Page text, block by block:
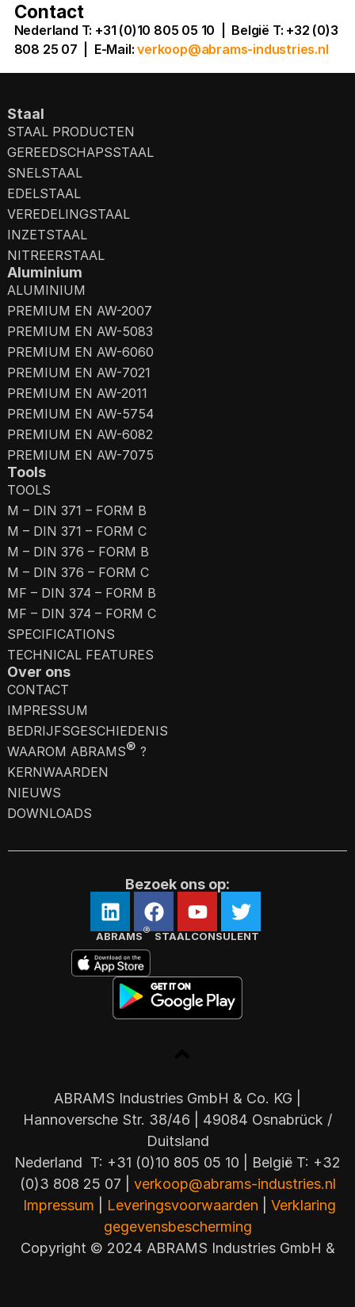
Contact
Nederland T: +31 (0)10 805 05 10 | België T: +32 (0)3
808 25 07
E-Mail:verkoop@abrams-industries.nl
Staal
STAAL PRODUCTEN
GEREEDSCHAPSSTAAL
SNELSTAAL
EDELSTAAL
VEREDELINGSTAAL
INZETSTAAL
NITREERSTAAL
Aluminium
ALUMINIUM
PREMIUM EN AW-2007
PREMIUM EN AW-5083
PREMIUM EN AW-6060
PREMIUM EN AW-7021
PREMIUM EN AW-2011
PREMIUM EN AW-5754
PREMIUM EN AW-6082
PREMIUM EN AW-7075
Tools
TOOLS
M – DIN 371 – FORM B
M – DIN 371 – FORM C
M – DIN 376 – FORM B
M – DIN 376 – FORM C
MF – DIN 374 – FORM B
MF – DIN 374 – FORM C
SPECIFICATIONS
TECHNICAL FEATURES
Over ons
CONTACT
IMPRESSUM
BEDRIJFSGESCHIEDENIS
WAAROM ABRAMS® ?
KERNWAARDEN
NIEUWS
DOWNLOADS
Bezoek ons op:
ABRAMS® STAALCONSULENT
ABRAMS Industries GmbH & Co. KG |
Hannoversche Str. 38/46 | 49084 Osnabrück /
Duitsland
Nederland T: +31 (0)10 805 05 10 | België T: +32
(0)3 808 25 07 | verkoop@abrams-industries.nl
Impressum
Leveringsvoorwaarden
Verklaring
gegevensbescherming
Copyright © 2024 ABRAMS Industries GmbH &